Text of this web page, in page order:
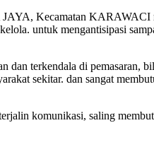
Kecamatan KARAWACI
untuk mengantisipasi
terkendala di pemasaran,
sekitar. dan sangat
komunikasi, saling